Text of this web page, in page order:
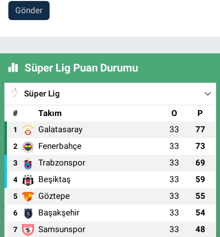
Gönder
Süper Lig Puan Durumu
Süper Lig
#
Takım O P
1 Galatasaray 33 77
2 Fenerbahçe 33 73
3 Trabzonspor 33 69
4 Beşiktaş 33 59
5 Göztepe 33 55
6 Başakşehir 33 54
7 Samsunspor 33 48